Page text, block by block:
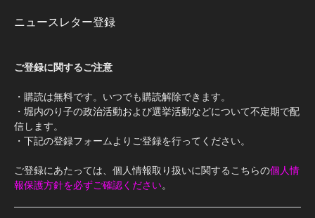
ニュースレター登録
ご登録に関するご注意
・購読は無料です。いつでも購読解除できます。
・堀内のり子の政治活動および選挙活動などについて不定期で配
信します。
・下記の登録フォームよりご登録を行ってください。
ご登録にあたっては、個人情報取り扱いに関するこちらの個人情
報保護方針を必ずご確認ください。